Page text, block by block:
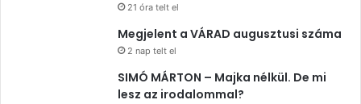
21 óra telt el
Megjelent a VÁRAD augusztusi száma
2 nap telt el
SIMÓ MÁRTON – Majka nélkül. De mi
lesz az irodalommal?